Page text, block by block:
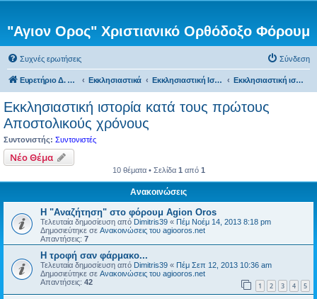
"Αγιον Ορος" Χριστιανικό Ορθόδοξο Φόρουμ
Συχνές ερωτήσεις Σύνδεση
Ευρετήριο Δ. Συζήτησης Εκκλησιαστικά Εκκλησιαστική Ιστορία Εκκλησιαστική ιστορία κατά τους πρώτους Αποστολικούς χρόνους
Εκκλησιαστική ιστορία κατά τους πρώτους
Αποστολικούς χρόνους
Συντονιστής: Συντονιστές
Νέο Θέμα
10 θέματα • Σελίδα 1 από 1
Ανακοινώσεις
Η "Αναζήτηση" στο φόρουμ Agion Oros
Τελευταία δημοσίευση από Dimitris39 « Πέμ Νοέμ 14, 2013 8:18 pm
Δημοσιεύτηκε σε Ανακοινώσεις του agiooros.net
Απαντήσεις: 7
H τροφή σαν φάρμακο...
Τελευταία δημοσίευση από Dimitris39 « Πέμ Σεπ 12, 2013 10:36 am
Δημοσιεύτηκε σε Ανακοινώσεις του agiooros.net
Απαντήσεις: 42 1 2 3 4 5